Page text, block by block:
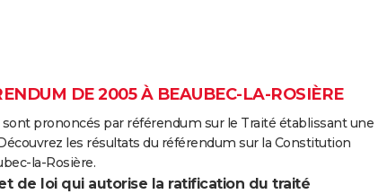
DE 2005 À BEAUBEC-LA-ROSIÈRE
sont prononcés par référendum sur le Traité établissant une
les résultats du référendum sur la Constitution
la-Rosière.
de loi qui autorise la ratification du traité